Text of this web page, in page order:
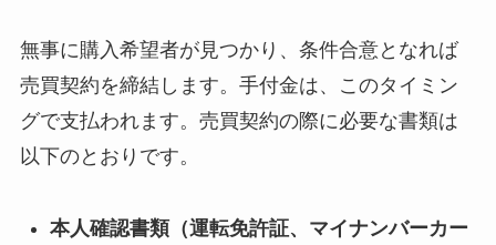
無事に購入希望者が見つかり、条件合意となれば
売買契約を締結します。手付金は、このタイミン
グで支払われます。売買契約の際に必要な書類は
以下のとおりです。
本人確認書類（運転免許証、マイナンバーカー